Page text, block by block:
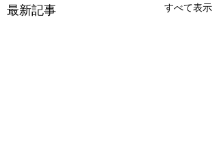
最新記事 すべて表示